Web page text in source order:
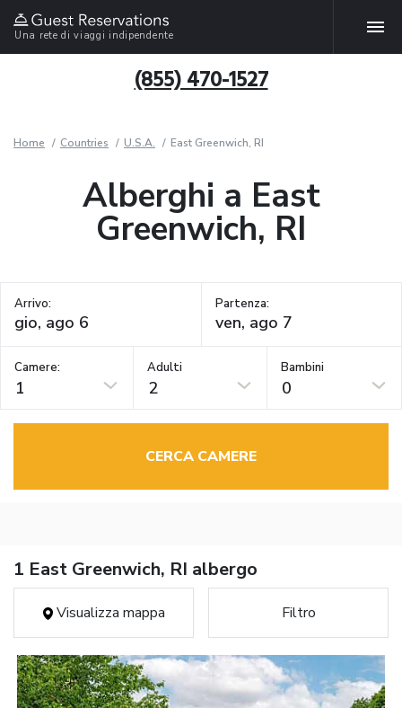
Una rete di viaggi indipendente
(855) 470-1527
Home Countries U.S.A. East Greenwich, RI
Alberghi a East
Greenwich, RI
Arrivo: Partenza:
Camere:
1
Adulti
2
Bambini
0
CERCA CAMERE
1 East Greenwich, RI albergo
Visualizza mappa Filtro